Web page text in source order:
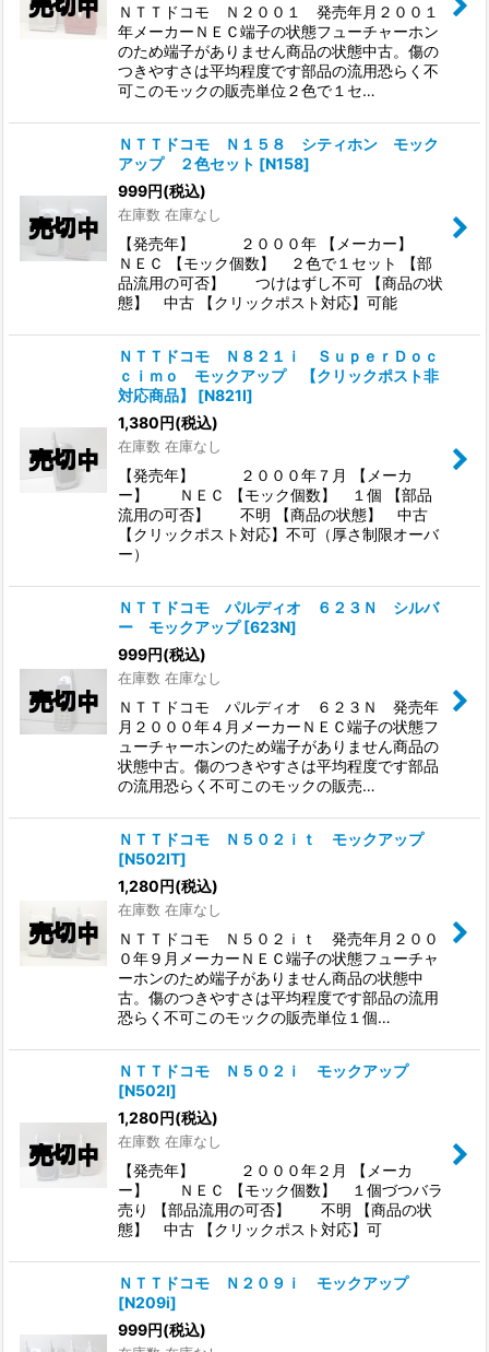
ＮＴＴドコモ Ｎ２００１ 発売年月２００１
年メーカーＮＥＣ端子の状態フューチャーホン
のため端子がありません商品の状態中古。傷の
つきやすさは平均程度です部品の流用恐らく不
可このモックの販売単位２色で１セ…
ＮＴＴドコモ Ｎ１５８ シティホン モック
アップ ２色セット [N158]
999円(税込)
在庫数 在庫なし
【発売年】 ２０００年 【メーカー】
ＮＥＣ 【モック個数】 ２色で１セット 【部
品流用の可否】 つけはずし不可 【商品の状
態】 中古 【クリックポスト対応】可能
ＮＴＴドコモ Ｎ８２１ｉ ＳｕｐｅｒＤｏｃ
ｃｉｍｏ モックアップ 【クリックポスト非
対応商品】
[N821I]
1,380円(税込)
在庫数 在庫なし
【発売年】 ２０００年７月 【メーカ
ー】 ＮＥＣ 【モック個数】 １個 【部品
流用の可否】 不明 【商品の状態】 中古
【クリックポスト対応】不可（厚さ制限オーバ
ー）
ＮＴＴドコモ パルディオ ６２３Ｎ シルバ
ー モックアップ [623N]
999円(税込)
在庫数 在庫なし
ＮＴＴドコモ パルディオ ６２３Ｎ 発売年
月２０００年４月メーカーＮＥＣ端子の状態フ
ューチャーホンのため端子がありません商品の
状態中古。傷のつきやすさは平均程度です部品
の流用恐らく不可このモックの販売…
ＮＴＴドコモ Ｎ５０２ｉｔ モックアップ
[N502IT]
1,280円(税込)
在庫数 在庫なし
ＮＴＴドコモ Ｎ５０２ｉｔ 発売年月２００
０年９月メーカーＮＥＣ端子の状態フューチャ
ーホンのため端子がありません商品の状態中
古。傷のつきやすさは平均程度です部品の流用
恐らく不可このモックの販売単位１個…
ＮＴＴドコモ Ｎ５０２ｉ モックアップ
[N502I]
1,280円(税込)
在庫数 在庫なし
【発売年】 ２０００年２月 【メーカ
ー】 ＮＥＣ 【モック個数】 １個づつバラ
売り 【部品流用の可否】 不明 【商品の状
態】 中古 【クリックポスト対応】可
ＮＴＴドコモ Ｎ２０９ｉ モックアップ
[N209i]
999円(税込)